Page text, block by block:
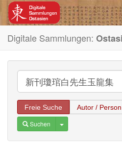
Digitale Sammlungen:
Freie Suche Autor / Person
Suchen Toggle Dropdown